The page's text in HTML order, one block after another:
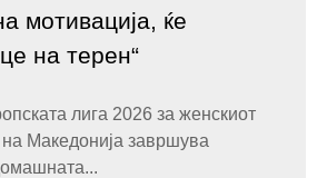
мотивација, ќе
на терен“
лига 2026 за женскиот
Македонија завршува